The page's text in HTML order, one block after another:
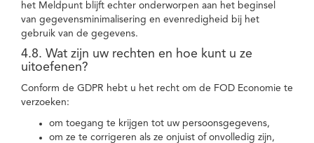
het Meldpunt blijft echter onderworpen aan het beginsel
van gegevensminimalisering en evenredigheid bij het
gebruik van de gegevens.
4.8. Wat zijn uw rechten en hoe kunt u ze
uitoefenen?
Conform de GDPR hebt u het recht om de FOD Economie te
verzoeken:
om toegang te krijgen tot uw persoonsgegevens,
om ze te corrigeren als ze onjuist of onvolledig zijn,